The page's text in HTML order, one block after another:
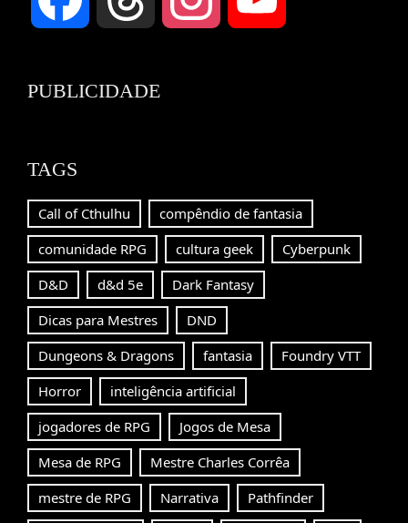
PUBLICIDADE
TAGS
Call of Cthulhu
compêndio de fantasia
comunidade RPG
cultura geek
Cyberpunk
D&D
d&d 5e
Dark Fantasy
Dicas para Mestres
DND
Dungeons & Dragons
fantasia
Foundry VTT
Horror
inteligência artificial
jogadores de RPG
Jogos de Mesa
Mesa de RPG
Mestre Charles Corrêa
mestre de RPG
Narrativa
Pathfinder